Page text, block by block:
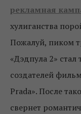
рекламная
хулиганства
Пожалуй, пиком
«Дэдпула 2» стал
создателей
Prada». После
свернет